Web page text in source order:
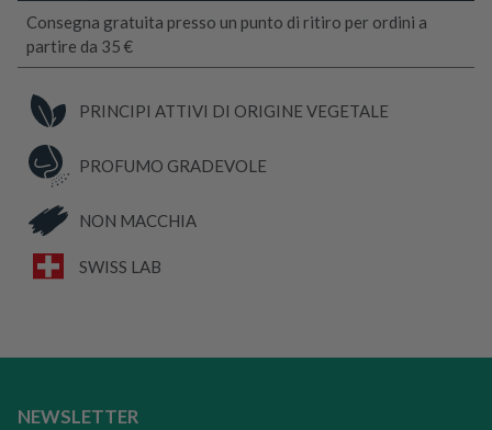
dei
XXL
Consegna gratuita presso un punto di ritiro per ordini a
partire da 35 €
PRINCIPI ATTIVI DI ORIGINE VEGETALE
PROFUMO GRADEVOLE
NON MACCHIA
SWISS LAB
NEWSLETTER